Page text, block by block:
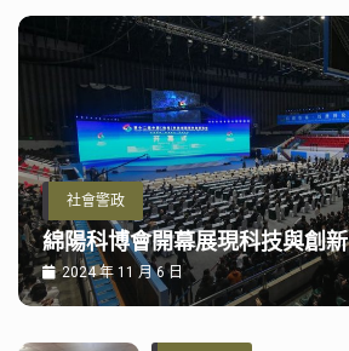
社會警政
綿陽科博會開幕展現科技與創新
2024 年 11 月 6 日